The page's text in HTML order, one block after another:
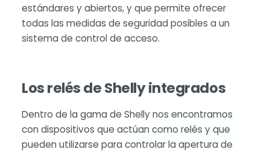
estándares y abiertos, y que permite ofrecer
todas las medidas de seguridad posibles a un
sistema de control de acceso.
Los relés de Shelly integrados
Dentro de la gama de Shelly nos encontramos
con dispositivos que actúan como relés y que
pueden utilizarse para controlar la apertura de